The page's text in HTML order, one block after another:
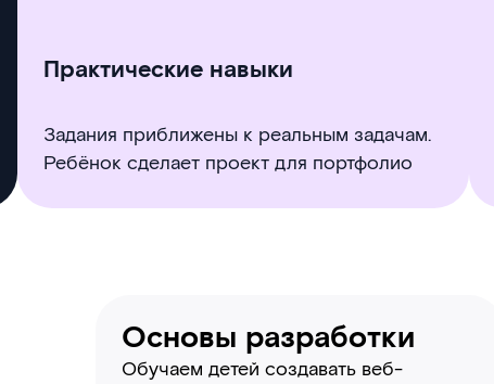
Практические навыки
Задания приближены к реальным задачам.
Ребёнок сделает проект для портфолио
Основы разработки
Обучаем детей создавать веб-